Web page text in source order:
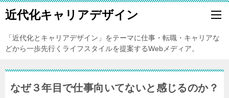
近代化キャリアデザイン
「近代化とキャリアデザイン」をテーマに仕事・転職・キャリアな
どから一歩先行くライフスタイルを提案するWebメディア。
なぜ３年目で仕事向いてないと感じるのか？